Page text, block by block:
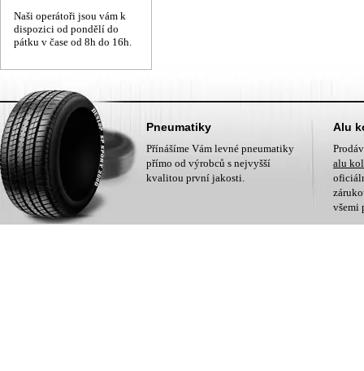
Naši operátoři jsou vám k
dispozici od pondělí do
pátku v čase od 8h do 16h.
Pneumatiky
Přínášíme Vám levné pneumatiky
přímo od výrobců s nejvyšší
kvalitou první jakosti.
Alu
alu
všemi